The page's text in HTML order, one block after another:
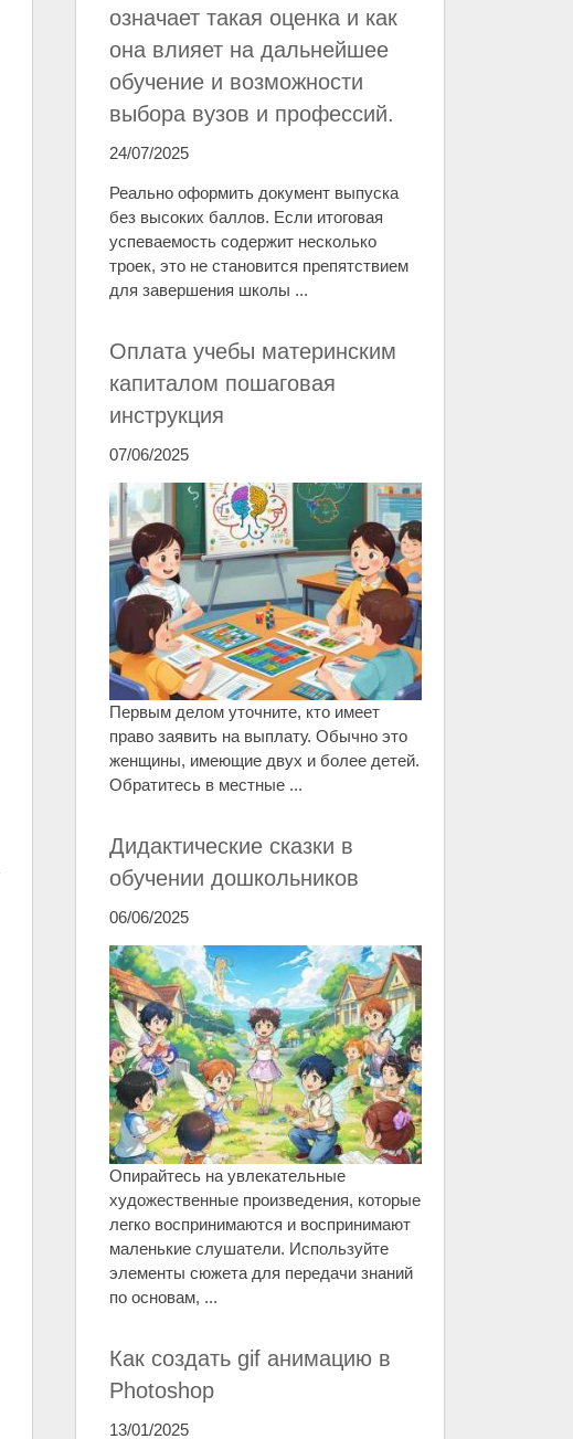
означает такая оценка и как
она влияет на дальнейшее
обучение и возможности
выбора вузов и профессий.
24/07/2025
Реально оформить документ выпуска
без высоких баллов. Если итоговая
успеваемость содержит несколько
троек, это не становится препятствием
для завершения школы ...
Оплата учебы материнским
капиталом пошаговая
инструкция
07/06/2025
Первым делом уточните, кто имеет
право заявить на выплату. Обычно это
женщины, имеющие двух и более детей.
Обратитесь в местные ...
Дидактические сказки в
обучении дошкольников
06/06/2025
Опирайтесь на увлекательные
художественные произведения, которые
легко воспринимаются и воспринимают
маленькие слушатели. Используйте
элементы сюжета для передачи знаний
по основам, ...
Как создать gif анимацию в
Photoshop
13/01/2025